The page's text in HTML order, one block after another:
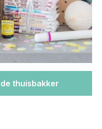
thuisbakker